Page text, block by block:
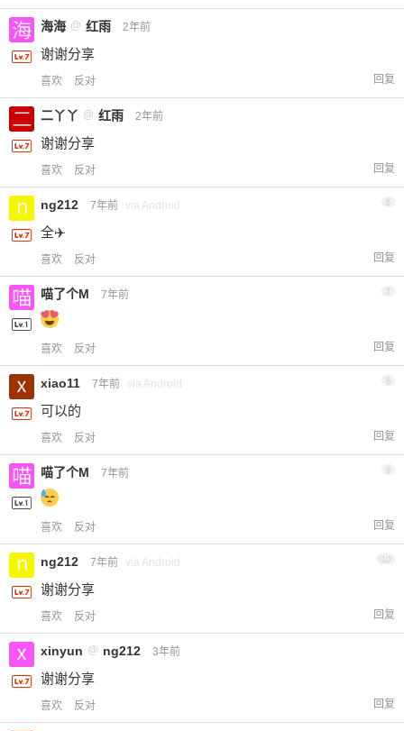
海海 @ 红雨 2年前
谢谢分享
喜欢 反对 回复
二丫丫 @ 红雨 2年前
谢谢分享
喜欢 反对 回复
ng212 7年前 via Android
全✈️
喜欢 反对 回复
喵了个M 7年前 7
喜欢 反对 回复
xiao11 7年前 via Android
可以的
喜欢 反对 回复
喵了个M 7年前 9
喜欢 反对 回复
ng212 7年前 via Android
谢谢分享
喜欢 反对 回复
xinyun @ ng212 3年前
谢谢分享
喜欢 反对 回复